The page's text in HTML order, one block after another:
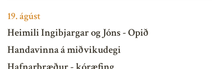
19.ágúst
Heimili Ingibjargar og Jóns - Opið
Handavinna á miðvikudegi